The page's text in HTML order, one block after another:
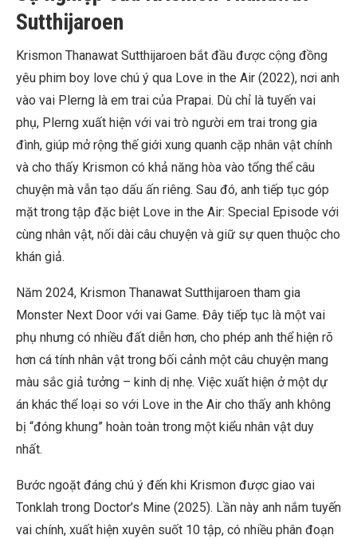
Sutthijaroen
Krismon Thanawat Sutthijaroen bắt đầu được cộng đồng
yêu phim boy love chú ý qua Love in the Air (2022), nơi anh
vào vai Plerng là em trai của Prapai. Dù chỉ là tuyến vai
phụ, Plerng xuất hiện với vai trò người em trai trong gia
đình, giúp mở rộng thế giới xung quanh cặp nhân vật chính
và cho thấy Krismon có khả năng hòa vào tổng thể câu
chuyện mà vẫn tạo dấu ấn riêng. Sau đó, anh tiếp tục góp
mặt trong tập đặc biệt Love in the Air: Special Episode với
cùng nhân vật, nối dài câu chuyện và giữ sự quen thuộc cho
khán giả.
Năm 2024, Krismon Thanawat Sutthijaroen tham gia
Monster Next Door với vai Game. Đây tiếp tục là một vai
phụ nhưng có nhiều đất diễn hơn, cho phép anh thể hiện rõ
hơn cá tính nhân vật trong bối cảnh một câu chuyện mang
màu sắc giả tưởng – kinh dị nhẹ. Việc xuất hiện ở một dự
án khác thể loại so với Love in the Air cho thấy anh không
bị “đóng khung” hoàn toàn trong một kiểu nhân vật duy
nhất.
Bước ngoặt đáng chú ý đến khi Krismon được giao vai
Tonklah trong Doctor’s Mine (2025). Lần này anh nắm tuyến
vai chính, xuất hiện xuyên suốt 10 tập, có nhiều phân đoạn